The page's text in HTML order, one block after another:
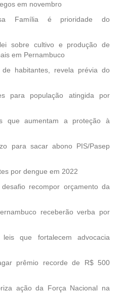
em novembro
Família é prioridade do
sobre cultivo e produção de
em Pernambuco
habitantes, revela prévia do
para população atingida por
que aumentam a proteção à
para sacar abono PIS/Pasep
por dengue em 2022
recompor orçamento da
receberão verba por
que fortalecem advocacia
prêmio recorde de R$ 500
ação da Força Nacional na